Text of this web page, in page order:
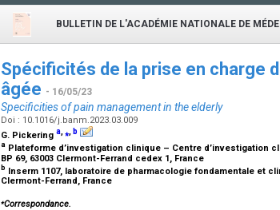
BULLETIN DE L'ACADÉMIE NATIONALE DE
Spécificités de la prise en charge
âgée - 16/05/23
Specificities of pain management in the elderly
Doi : 10.1016/j.banm.2023.03.009
G. Pickering a,⁎, b
a Plateforme d’investigation clinique – Centre d’investigation
BP 69, 63003 Clermont-Ferrand cedex 1, France
b Inserm 1107, laboratoire de pharmacologie fondamentale et
Clermont-Ferrand, France
⁎Correspondance.